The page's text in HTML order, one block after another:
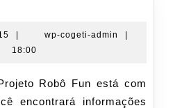
5
de
de
| wp-cogeti-admin
wp-
|
18:00
encontrará informações